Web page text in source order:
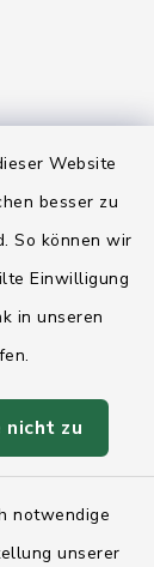
Website
besser zu
So können wir
Einwilligung
in unseren
nicht zu
notwendige
unserer